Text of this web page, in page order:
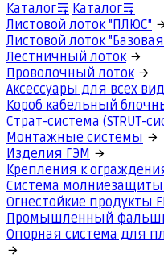
Каталог
Каталог
Листовой лоток "ПЛЮС"
Листовой лоток
Лестничный лоток
Проволочный лоток
Аксессуары для всех
Короб кабельный
Страт-система (STRUT-
Монтажные системы
Изделия ГЭМ
Крепления к
Система молниезащиты
Огнестойкие продукты
Промышленный
Опорная система для